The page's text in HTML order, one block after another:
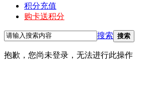
积分充值
购卡送积分
搜索 搜索
抱歉，您尚未登录，无法进行此操作